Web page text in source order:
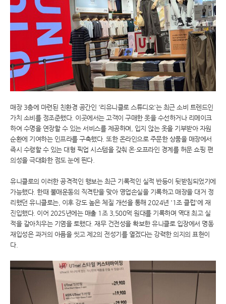
매장 3층에 마련된 친환경 공간인 '리유니클로 스튜디오'는 최근 소비 트렌드인
가치 소비를 정조준했다. 이곳에서는 고객이 구매한 옷을 수선하거나 리메이크
하여 수명을 연장할 수 있는 서비스를 제공하며, 입지 않는 옷을 기부받아 자원
순환에 기여하는 인프라를 구축했다. 또한 온라인으로 주문한 상품을 매장에서
즉시 수령할 수 있는 대형 픽업 시스템을 갖춰 온·오프라인 경계를 허문 쇼핑 편
의성을 극대화한 점도 눈에 띈다.
유니클로의 이러한 공격적인 행보는 최근 기록적인 실적 반등이 뒷받침되었기에
가능했다. 한때 불매운동의 직격탄을 맞아 영업손실을 기록하고 매장을 대거 정
리했던 유니클로는, 이후 강도 높은 체질 개선을 통해 2024년 '1조 클럽'에 재
진입했다. 이어 2025년에는 매출 1조 3,500억 원대를 기록하며 역대 최고 실
적을 갈아치우는 기염을 토했다. 재무 건전성을 확보한 유니클로 입장에서 명동
재입성은 과거의 아픔을 씻고 제2의 전성기를 열겠다는 강력한 의지의 표현이
다.